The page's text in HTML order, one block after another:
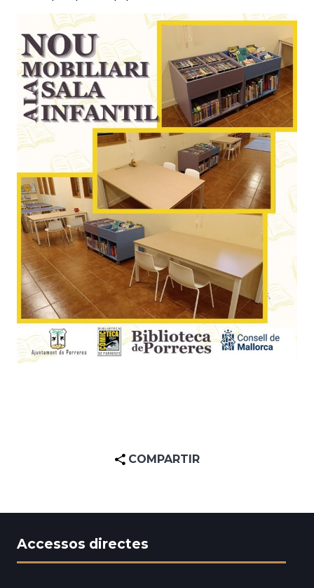
COMPARTIR
Accessos directes